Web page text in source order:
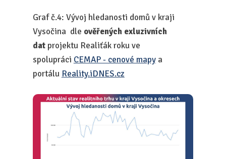
Graf č.4: Vývoj hledanosti domů v kraji
Vysočina dle ověřených exluzivních
dat projektu Realiťák roku ve
spolupráci CEMAP - cenové mapya
portálu Reality.iDNES.cz